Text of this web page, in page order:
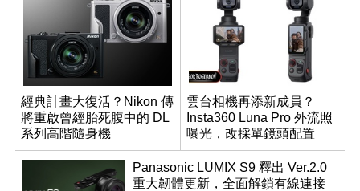
經典計畫大復活？Nikon 傳
將重啟曾經胎死腹中的 DL
系列高階隨身機
雲台相機再添新成員？
Insta360 Luna Pro 外流照
曝光，改採單鏡頭配置
Panasonic LUMIX S9 釋出 Ver.2.0
重大韌體更新，全面解鎖有線連接